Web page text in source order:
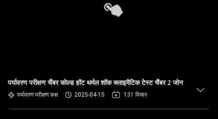
पर्यावरण परीक्षण चैंबर कोल्ड हॉट थर्मल शॉक क्लाइमैटिक टेस्ट चैंबर 2 जोन
पर्यावरण परीक्षण कक्ष 2025-04-15 131 विचार